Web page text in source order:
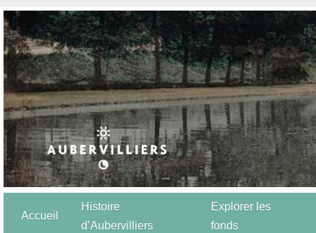
Accueil
Histoire
d’Aubervilliers
Explorer les
fonds